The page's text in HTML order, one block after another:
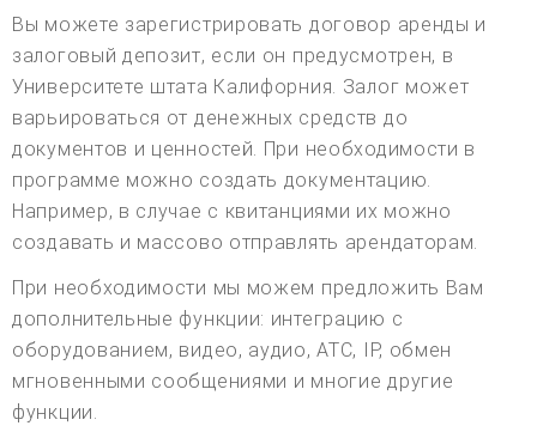
Вы можете зарегистрировать договор аренды и
залоговый депозит, если он предусмотрен, в
Университете штата Калифорния. Залог может
варьироваться от денежных средств до
документов и ценностей. При необходимости в
программе можно создать документацию.
Например, в случае с квитанциями их можно
создавать и массово отправлять арендаторам.
При необходимости мы можем предложить Вам
дополнительные функции: интеграцию с
оборудованием, видео, аудио, АТС, IP, обмен
мгновенными сообщениями и многие другие
функции.